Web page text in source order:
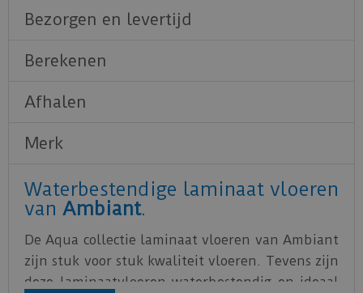
Bezorgen en levertijd
Berekenen
Afhalen
Merk
Waterbestendige laminaat vloeren
van Ambiant.
De Aqua collectie laminaat vloeren van Ambiant
zijn stuk voor stuk kwaliteit vloeren. Tevens zijn
deze laminaatvloeren waterbestendig en ideaal